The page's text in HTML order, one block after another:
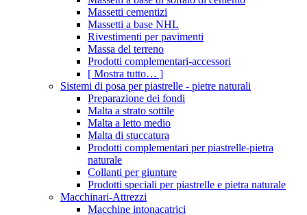
Massetti cementizi
Massetti a base NHL
Rivestimenti per pavimenti
Massa del terreno
Prodotti complementari-accessori
[ Mostra tutto… ]
Sistemi di posa per piastrelle - pietre naturali
Preparazione dei fondi
Malta a strato sottile
Malta a letto medio
Malta di stuccatura
Prodotti complementari per piastrelle-pietra
naturale
Collanti per giunture
Prodotti speciali per piastrelle e pietra naturale
Macchinari-Attrezzi
Macchine intonacatrici